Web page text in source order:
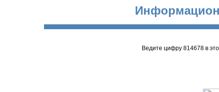
Ведите цифру 814678 в